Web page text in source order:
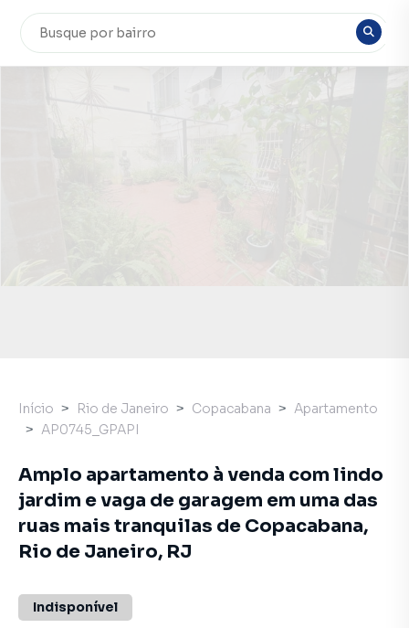
Início Rio de Janeiro Copacabana
Apartamento
AP0745_GPAPI
Amplo apartamento à venda com lindo
jardim e vaga de garagem em uma das
ruas mais tranquilas de Copacabana,
Rio de Janeiro, RJ
Indisponível